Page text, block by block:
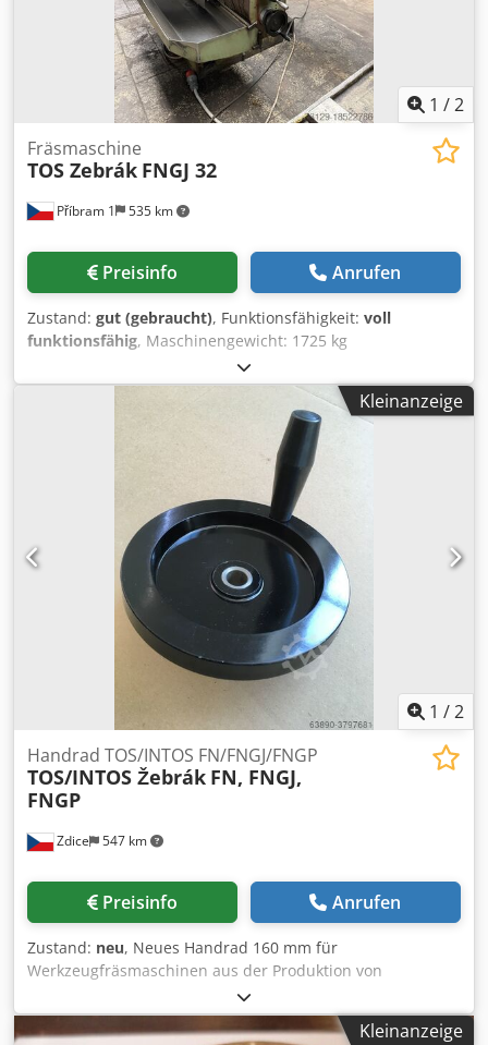
1 /2
Příbram 1 535 km
Fräsmaschine
TOS Zebrák FNGJ 32
Preisinfo Anrufen
Zustand: gut (gebraucht), Funktionsfähigkeit: voll
funktionsfähig, Maschinengewicht: 1725 kg
Gesamtleistung der Maschine: 3 kW Tischaufspannfläche:
800x400 mm Tischlängsbewegung - x-Achse: 600 mm
Tischquerbewegung - Z-Achse: 400 mm Vertikale
Tischbewegung - y-Achse: 400 mm Spindelkegel: ISO 40
Spindeldrehzahl: 40-2000 U/min Arbeitslängsvorschub - x-
Achse: 8-400 mm/min Dsdpfsvzkzcsx Acysck
Arbeitsquervorschub - Z-Achse: 8-400 mm/min
Arbeitsvertikalvorschub - y-Achse: 8-400 mm/min Eilgang
x/z/y: 2000/2000/1000 mm/min Max. Werkstückgewicht:
400 kg
Kleinanzeige
1 /2
Zdice 547 km
Handrad TOS/INTOS FN/FNGJ/FNGP
TOS/INTOS Žebrák FN, FNGJ,
FNGP
Preisinfo Anrufen
Zustand: neu, Neues Handrad 160 mm für
Werkzeugfräsmaschinen aus der Produktion von
TOS/INTOS Žebrák. Wahlweise mit, oder ohne Handkurbel
lieferbar. Dcodjdx Rzvjpfx Acyok
Kleinanzeige